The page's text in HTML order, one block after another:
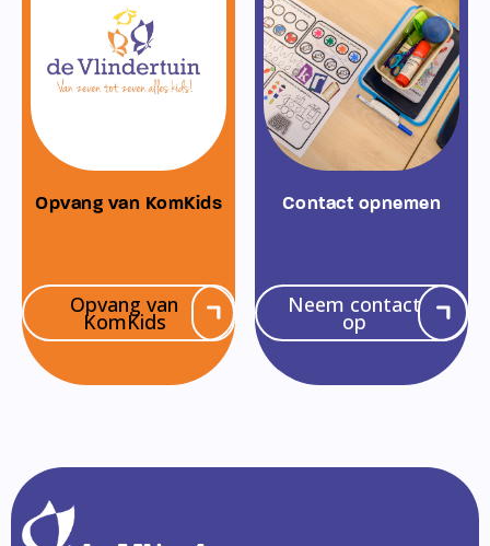
Opvang van KomKids
Opvang van
KomKids
Contact opnemen
Neem contact
op